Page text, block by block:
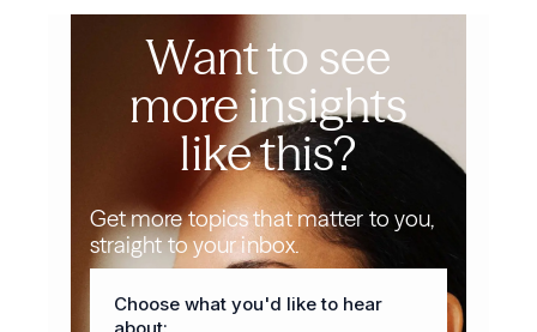
Want to see
more insights
like this?
Get more topics that matter to you,
straight to your inbox.